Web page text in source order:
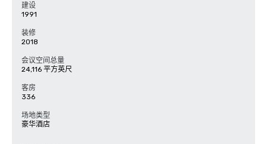
建设
1991
装修
2018
会议空间总量
24,116 平方英尺
客房
336
场地类型
豪华酒店